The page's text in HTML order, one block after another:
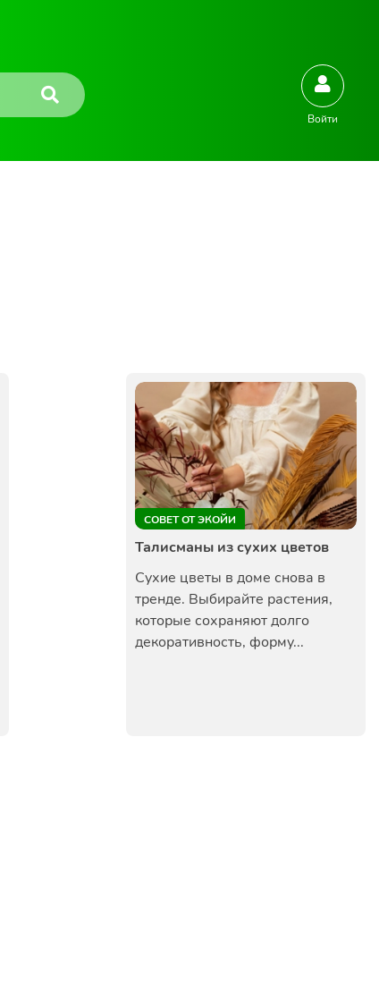
Войти
СОВЕТ ОТ ЭКОЙИ
Талисманы из сухих цветов
Сухие цветы в доме снова в
тренде. Выбирайте растения,
которые сохраняют долго
декоративность, форму...